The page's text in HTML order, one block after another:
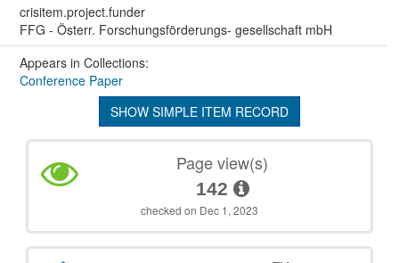
crisitem.project.funder
FFG - Österr. Forschungsförderungs- gesellschaft mbH
Appears in Collections:
Conference Paper
SHOW SIMPLE ITEM RECORD
Page view(s)
142
checked on Dec 1, 2023